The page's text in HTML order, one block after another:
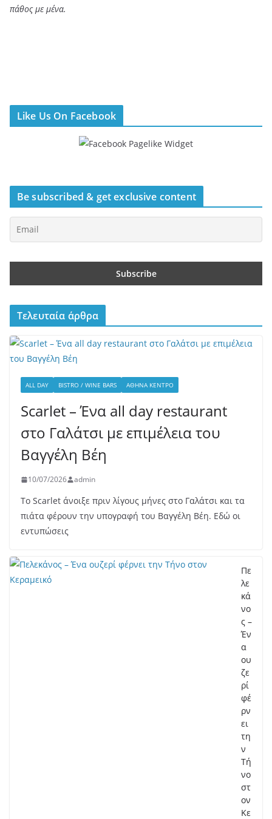
πάθος με μένα.
Like Us On Facebook
Be subscribed & get exclusive content
Τελευταία άρθρα
ALL DAY BISTRO / WINE BARS ΑΘΉΝΑ ΚΈΝΤΡΟ
Scarlet – Ένα all day restaurant
στο Γαλάτσι με επιμέλεια του
Βαγγέλη Βέη
10/07/2026 admin
Το Scarlet άνοιξε πριν λίγους μήνες στο Γαλάτσι και τα
πιάτα φέρουν την υπογραφή του Βαγγέλη Βέη. Εδώ οι
εντυπώσεις
Πε
λε
κά
νο
ς –
Έν
α
ου
ζε
ρί
φέ
ρν
ει
τη
ν
Τή
νο
στ
ον
Κε